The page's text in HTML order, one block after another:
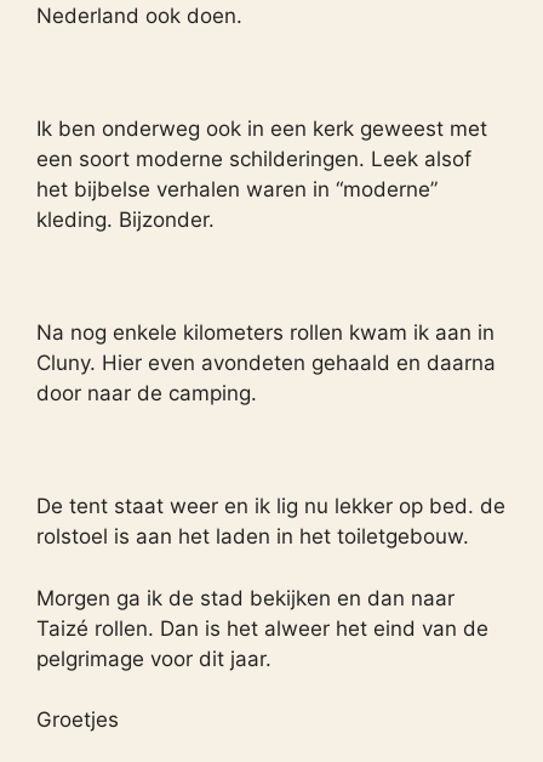
Nederland ook doen.
Ik ben onderweg ook in een kerk geweest met
een soort moderne schilderingen. Leek alsof
het bijbelse verhalen waren in “moderne”
kleding. Bijzonder.
Na nog enkele kilometers rollen kwam ik aan in
Cluny. Hier even avondeten gehaald en daarna
door naar de camping.
De tent staat weer en ik lig nu lekker op bed. de
rolstoel is aan het laden in het toiletgebouw.
Morgen ga ik de stad bekijken en dan naar
Taizé rollen. Dan is het alweer het eind van de
pelgrimage voor dit jaar.
Groetjes